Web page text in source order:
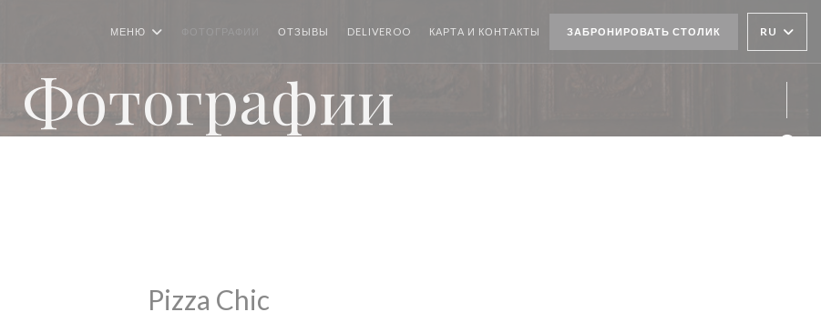
МЕНЮ ОТЗЫВЫ DELIVEROO ((ОТКРЫВАЕТСЯ В НОВОМ ОКНЕ))
КАРТА И КОНТАКТЫ ЗАБРОНИРОВАТЬ СТОЛИК RU
Фотографии
Pizza Chic